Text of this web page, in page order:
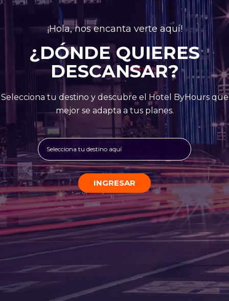
¡Hola, nos encanta verte aquí!
¿DÓNDE QUIERES
DESCANSAR?
Selecciona tu destino y descubre el Hotel ByHours que
mejor se adapta a tus planes.
Selecciona tu destino aquí
INGRESAR